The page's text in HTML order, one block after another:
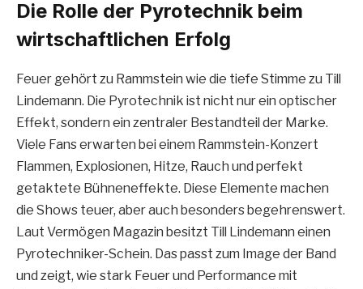
Die Rolle der Pyrotechnik beim
wirtschaftlichen Erfolg
Feuer gehört zu Rammstein wie die tiefe Stimme zu Till
Lindemann. Die Pyrotechnik ist nicht nur ein optischer
Effekt, sondern ein zentraler Bestandteil der Marke.
Viele Fans erwarten bei einem Rammstein-Konzert
Flammen, Explosionen, Hitze, Rauch und perfekt
getaktete Bühneneffekte. Diese Elemente machen
die Shows teuer, aber auch besonders begehrenswert.
Laut Vermögen Magazin besitzt Till Lindemann einen
Pyrotechniker-Schein. Das passt zum Image der Band
und zeigt, wie stark Feuer und Performance mit